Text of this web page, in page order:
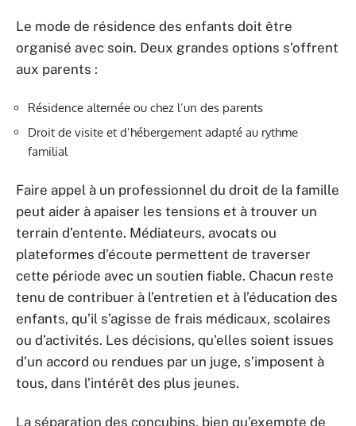
Le mode de résidence des enfants doit être
organisé avec soin. Deux grandes options s’offrent
aux parents :
Résidence alternée ou chez l’un des parents
Droit de visite et d’hébergement adapté au rythme
familial
Faire appel à un professionnel du droit de la famille
peut aider à apaiser les tensions et à trouver un
terrain d’entente. Médiateurs, avocats ou
plateformes d’écoute permettent de traverser
cette période avec un soutien fiable. Chacun reste
tenu de contribuer à l’entretien et à l’éducation des
enfants, qu’il s’agisse de frais médicaux, scolaires
ou d’activités. Les décisions, qu’elles soient issues
d’un accord ou rendues par un juge, s’imposent à
tous, dans l’intérêt des plus jeunes.
La séparation des concubins, bien qu’exempte de